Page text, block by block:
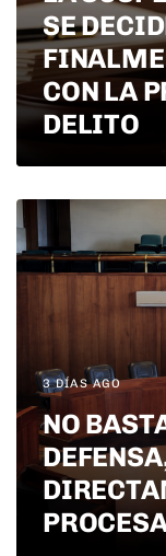
SE
CON LA
DELITO
3 DÍAS AGO
NO